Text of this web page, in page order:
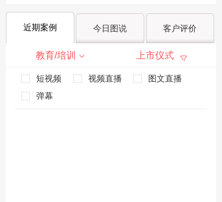
近期案例 今日图说 客户评价
教育/培训 上市仪式
短视频 视频直播
图文直播
弹幕